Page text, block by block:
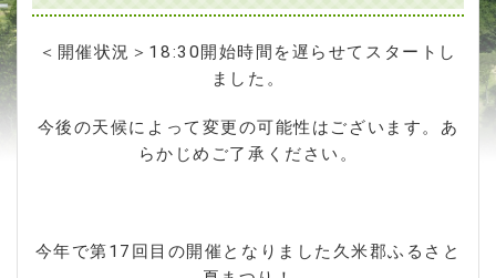
＜開催状況＞18:30開始時間を遅らせてスタートし
ました。
今後の天候によって変更の可能性はございます。あ
らかじめご了承ください。
今年で第17回目の開催となりました久米郡ふるさと